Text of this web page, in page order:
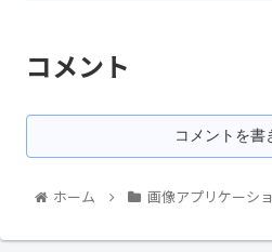
コメント
コメントを書
ホーム 画像アプリケーシ